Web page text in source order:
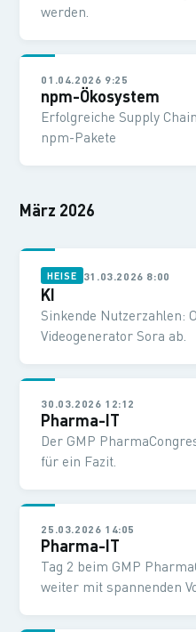
werden.
01.04.2026 9:25
npm-Ökosystem
Erfolgreiche Supply
npm-Pakete
März 2026
HEISE 31.03.2026 8:00
KI
Sinkende Nutzerzahlen:
Videogenerator Sora ab.
30.03.2026 12:12
Pharma-IT
Der GMP
für ein Fazit.
25.03.2026 14:05
Pharma-IT
Tag 2 beim GMP
weiter mit spannenden